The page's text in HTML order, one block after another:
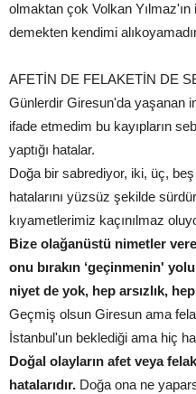
olmaktan çok Volkan
demekten kendimi
AFETİN DE FELAKETİN DE
Günlerdir Giresun'da yaşanan
ifade etmedim bu kayıpların
yaptığı hatalar.
Doğa bir sabrediyor, iki, üç,
hatalarını yüzsüz şekilde
kıyametlerimiz kaçınılmaz
Bize olağanüstü nimetler
onu bırakın ‘geçinmenin'
niyet de yok, hep arsızlık,
Geçmiş olsun Giresun ama
İstanbul'un beklediği ama hiç
Doğal olayların afet veya
hatalarıdır. Doğa ona ne